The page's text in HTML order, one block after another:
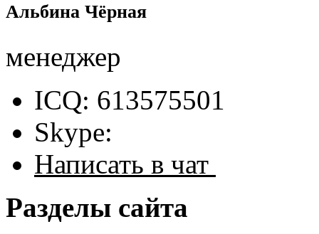
Альбина Чёрная
менеджер
ICQ: 613575501
Skype:
Написать в чат
Разделы сайта